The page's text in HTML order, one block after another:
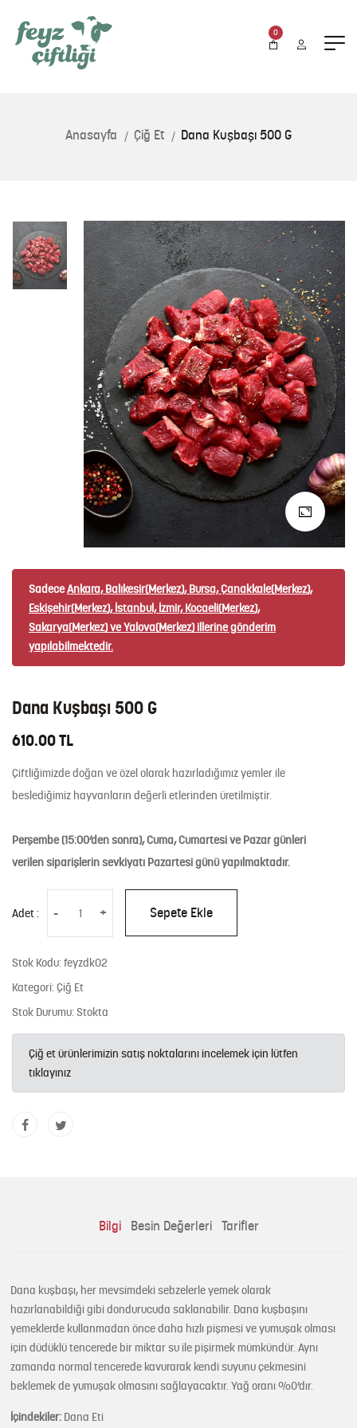
0
Anasayfa Çiğ Et Dana Kuşbaşı 500 G
SadeceAnkara, Balıkesir(Merkez), Bursa, Çanakkale(Merkez),
Eskişehir(Merkez), İstanbul, İzmir, Kocaeli(Merkez),
Sakarya(Merkez) ve Yalova(Merkez)illerine gönderim
yapılabilmektedir.
Dana Kuşbaşı 500 G
610.00 TL
Çiftliğimizde doğan ve özel olarak hazırladığımız yemler ile
beslediğimiz hayvanların değerli etlerinden üretilmiştir.
Perşembe (15:00’den sonra), Cuma, Cumartesi ve Pazar günleri
verilen siparişlerin sevkiyatı Pazartesi günü yapılmaktadır.
Adet : - + Sepete Ekle
Stok Kodu: feyzdk02
Kategori: Çiğ Et
Stok Durumu: Stokta
Çiğ et ürünlerimizin satış noktalarını incelemek için lütfen
tıklayınız
Bilgi Besin Değerleri Tarifler
Dana kuşbaşı, her mevsimdeki sebzelerle yemek olarak
hazırlanabildiği gibi dondurucuda saklanabilir. Dana kuşbaşını
yemeklerde kullanmadan önce daha hızlı pişmesi ve yumuşak olması
için düdüklü tencerede bir miktar su ile pişirmek mümkündür. Aynı
zamanda normal tencerede kavurarak kendi suyunu çekmesini
beklemek de yumuşak olmasını sağlayacaktır. Yağ oranı %0’dır.
İçindekiler: Dana Eti